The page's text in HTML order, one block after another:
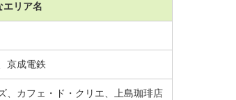
エリア名
京成電鉄
、カフェ・ド・クリエ、上島珈琲店